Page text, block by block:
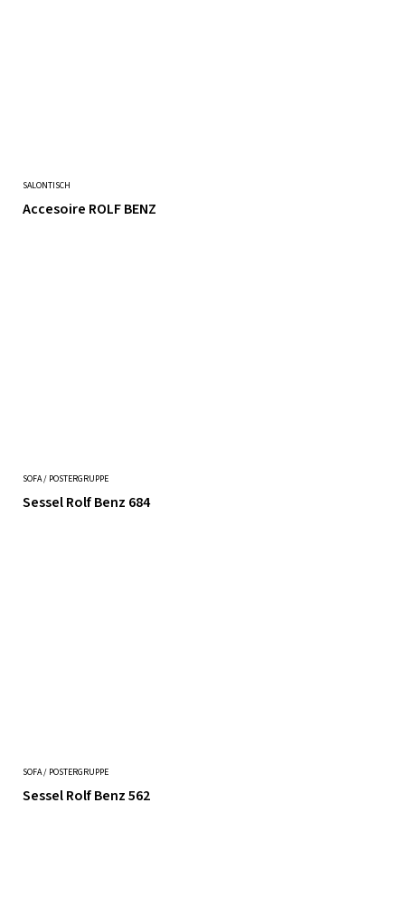
SALONTISCH
Accesoire ROLF BENZ
SOFA / POSTERGRUPPE
Sessel Rolf Benz 684
SOFA / POSTERGRUPPE
Sessel Rolf Benz 562